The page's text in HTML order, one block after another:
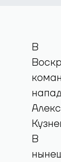
В
В